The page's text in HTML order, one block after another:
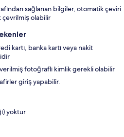
sağlanan bilgiler, otomatik çeviri
çevrilmiş olabilir
kartı, banka kartı veya nakit
fotoğraflı kimlik gerekli olabilir
giriş yapabilir.
yoktur